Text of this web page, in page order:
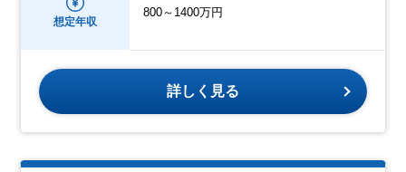
想定年収
800～1400万円
詳しく見る